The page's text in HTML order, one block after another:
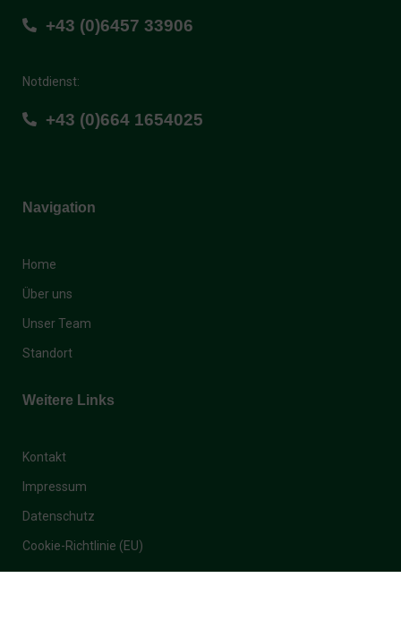
+43 (0)6457 33906
Notdienst:
+43 (0)664 1654025
Navigation
Home
Über uns
Unser Team
Standort
Weitere Links
Kontakt
Impressum
Datenschutz
Cookie-Richtlinie (EU)